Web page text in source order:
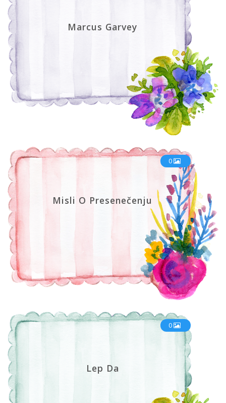
Marcus Garvey
Misli O Presenečenju
0
Lep Da
0